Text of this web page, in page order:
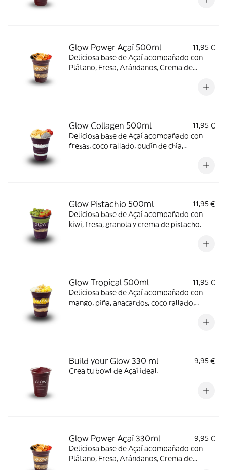
Glow Power Açaí 500ml
11,95 €
Deliciosa base de Açaí acompañado con
Plátano, Fresa, Arándanos, Crema de
Glow Collagen 500ml
11,95 €
Deliciosa base de Açaí acompañado con
fresas, coco rallado, pudín de chía,
Glow Pistachio 500ml
11,95 €
Deliciosa base de Açaí acompañado con
kiwi, fresa, granola y crema de pistacho.
Glow Tropical 500ml
11,95 €
Deliciosa base de Açaí acompañado con
mango, piña, anacardos, coco rallado,
Build your Glow 330 ml
9,95 €
Crea tu bowl de Açaí ideal.
Glow Power Açaí 330ml
9,95 €
Deliciosa base de Açaí acompañado con
Plátano, Fresa, Arándanos, Crema de